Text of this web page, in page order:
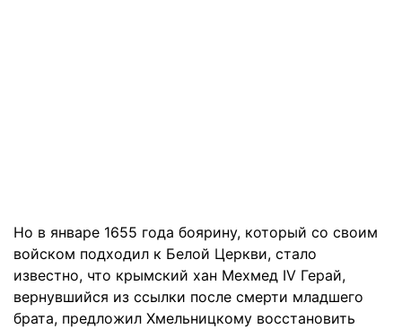
Но в январе 1655 года боярину, который со своим
войском подходил к Белой Церкви, стало
известно, что крымский хан Мехмед IV Герай,
вернувшийся из ссылки после смерти младшего
брата, предложил Хмельницкому восстановить